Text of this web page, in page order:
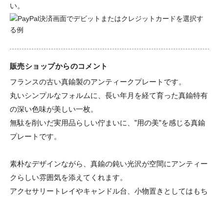
い。
販売ショップからのコメント
フランスの古い真鍮製のアンティークプレートです。
丸いシンプルなフォルムに、長い年月を経て育った真鍮特有
の深い色味が美しい一枚。
無駄を削いだ実用品らしい佇まいに、”用の美”を感じる真鍮
プレートです。
素朴なデザインながら、真鍮の鈍い光沢が空間にアンティー
クらしい雰囲気を添えてくれます。
アクセサリートレイやキャンドル台、小物置きとしてはもち